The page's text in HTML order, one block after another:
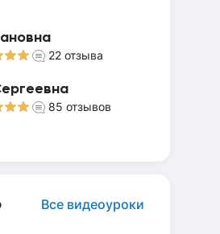
22 отзыва
85 отзывов
Все видеоуроки